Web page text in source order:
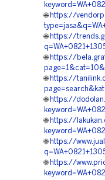
🌐 https://
🌐 https://
🌐 https://
🌐 https://
🌐 https://
🌐 https://
🌐 https://
🌐 https://